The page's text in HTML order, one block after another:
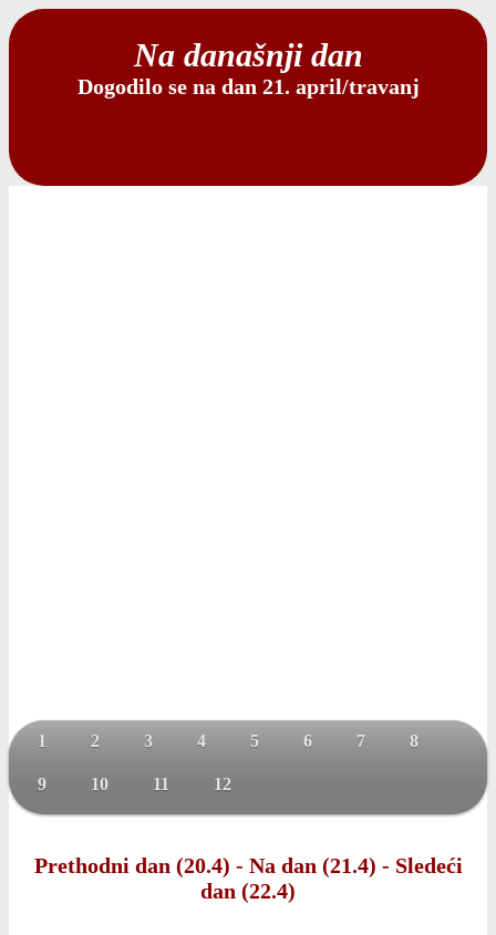
Na današnji dan
Dogodilo se na dan 21. april/travanj
1 2 3 4 5 6 7 8
9 10 11 12
Prethodni dan (20.4) - Na dan (21.4) - Sledeći
dan (22.4)